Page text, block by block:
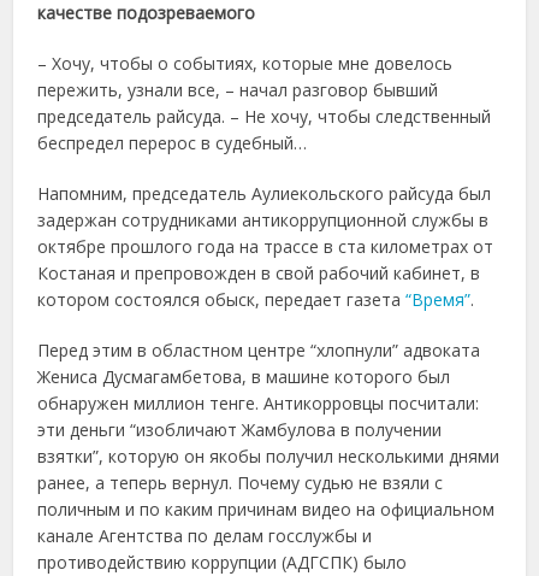
качестве подозреваемого
– Хочу, чтобы о событиях, которые мне довелось
пережить, узнали все, – начал разговор бывший
председатель райсуда. – Не хочу, чтобы следственный
беспредел перерос в судебный…
Напомним, председатель Аулиекольского райсуда был
задержан сотрудниками антикоррупционной службы в
октябре прошлого года на трассе в ста километрах от
Костаная и препровожден в свой рабочий кабинет, в
котором состоялся обыск, передает газета“Время”.
Перед этим в областном центре “хлопнули” адвоката
Жениса Дусмагамбетова, в машине которого был
обнаружен миллион тенге. Антикорровцы посчитали:
эти деньги “изобличают Жамбулова в получении
взятки”, которую он якобы получил несколькими днями
ранее, а теперь вернул. Почему судью не взяли с
поличным и по каким причинам видео на официальном
канале Агентства по делам госслужбы и
противодействию коррупции (АДГСПК) было